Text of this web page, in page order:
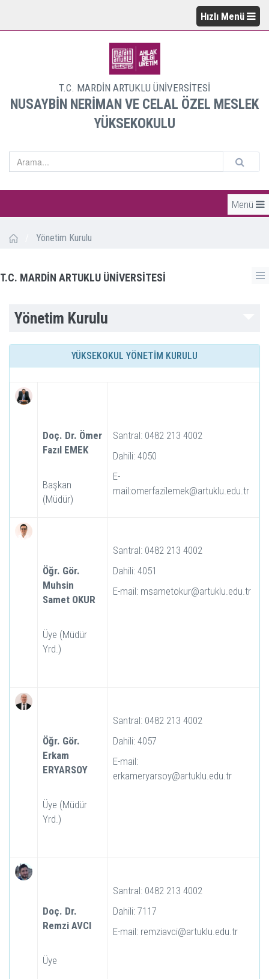
Hızlı Menü
T.C. MARDİN ARTUKLU ÜNİVERSİTESİ
NUSAYBİN NERİMAN VE CELAL ÖZEL MESLEK
YÜKSEKOKULU
Menü
Yönetim Kurulu
T.C. MARDİN ARTUKLU ÜNİVERSİTESİ
Yönetim Kurulu
YÜKSEKOKUL YÖNETİM KURULU
Doç. Dr. Ömer
Fazıl EMEK
Başkan
(Müdür)
Santral: 0482 213 4002
Dahili: 4050
E-
mail:omerfazilemek@artuklu.edu.tr
Öğr. Gör.
Muhsin
Samet OKUR
Üye (Müdür
Yrd.)
Santral: 0482 213 4002
Dahili: 4051
E-mail: msametokur@artuklu.edu.tr
Öğr. Gör.
Erkam
ERYARSOY
Üye (Müdür
Yrd.)
Santral: 0482 213 4002
Dahili: 4057
E-mail:
erkameryarsoy@artuklu.edu.tr
Doç. Dr.
Remzi AVCI
Üye
Santral: 0482 213 4002
Dahili: 7117
E-mail: remziavci@artuklu.edu.tr